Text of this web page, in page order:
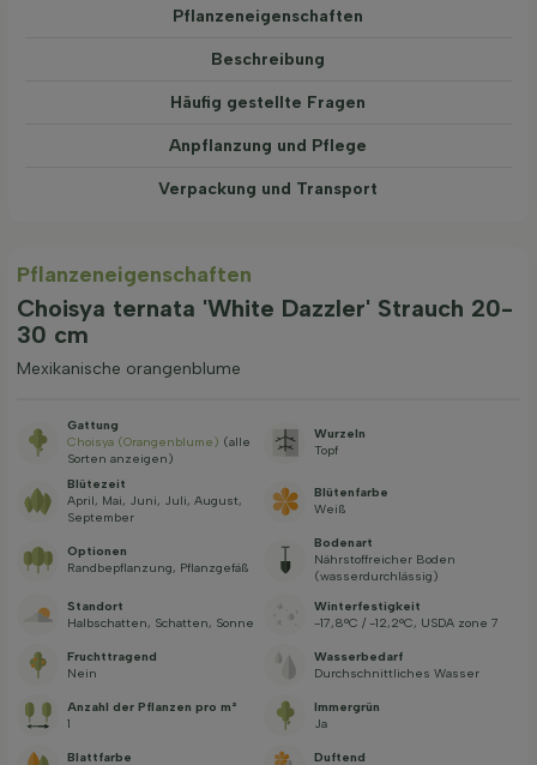
Pflanzeneigenschaften
Beschreibung
Häufig gestellte Fragen
Anpflanzung und Pflege
Verpackung und Transport
Pflanzeneigenschaften
Choisya ternata 'White Dazzler' Strauch 20-
30 cm
Mexikanische orangenblume
Gattung
Choisya (Orangenblume) (alle
Sorten anzeigen)
Wurzeln
Topf
Blütezeit
April, Mai, Juni, Juli, August,
September
Blütenfarbe
Weiß
Optionen
Randbepflanzung, Pflanzgefäß
Bodenart
Nährstoffreicher Boden
(wasserdurchlässig)
Standort
Halbschatten, Schatten, Sonne
Winterfestigkeit
-17,8°C / -12,2°C, USDA zone 7
Fruchttragend
Nein
Wasserbedarf
Durchschnittliches Wasser
Anzahl der Pflanzen pro m²
1
Immergrün
Ja
Blattfarbe Duftend